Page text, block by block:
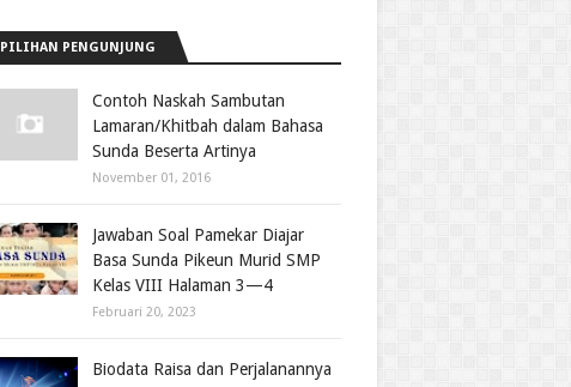
PILIHAN PENGUNJUNG
Contoh Naskah Sambutan
Lamaran/Khitbah dalam Bahasa
Sunda Beserta Artinya
November 01, 2016
Jawaban Soal Pamekar Diajar
Basa Sunda Pikeun Murid SMP
Kelas VIII Halaman 3—4
Februari 20, 2023
Biodata Raisa dan Perjalanannya